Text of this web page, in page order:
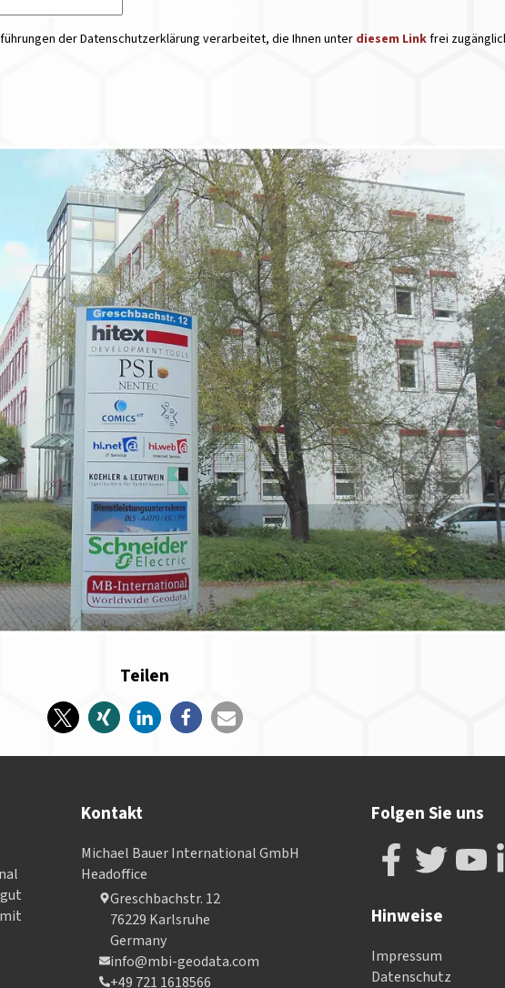
der Datenschutzerklärung verarbeitet, die Ihnen unter diesem Linkfrei
Teilen
Kontakt
Michael Bauer International GmbH
Headoffice
Greschbachstr. 12
76229 Karlsruhe
Germany
info@mbi-geodata.com
+49 721 1618566
Folgen Sie uns
Hinweise
Impressum
Datenschutz